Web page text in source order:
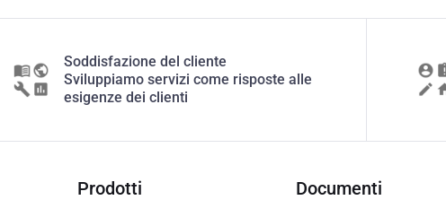
Soddisfazione del cliente
Sviluppiamo servizi come risposte alle
esigenze dei clienti
Prodotti Documenti